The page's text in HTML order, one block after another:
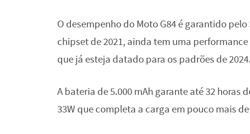
O desempenho do Moto G84 é garantido
chipset de 2021, ainda tem uma
que já esteja datado para os padrões de 2024.
A bateria de 5.000 mAh garante até 32
33W que completa a carga em pouco mais